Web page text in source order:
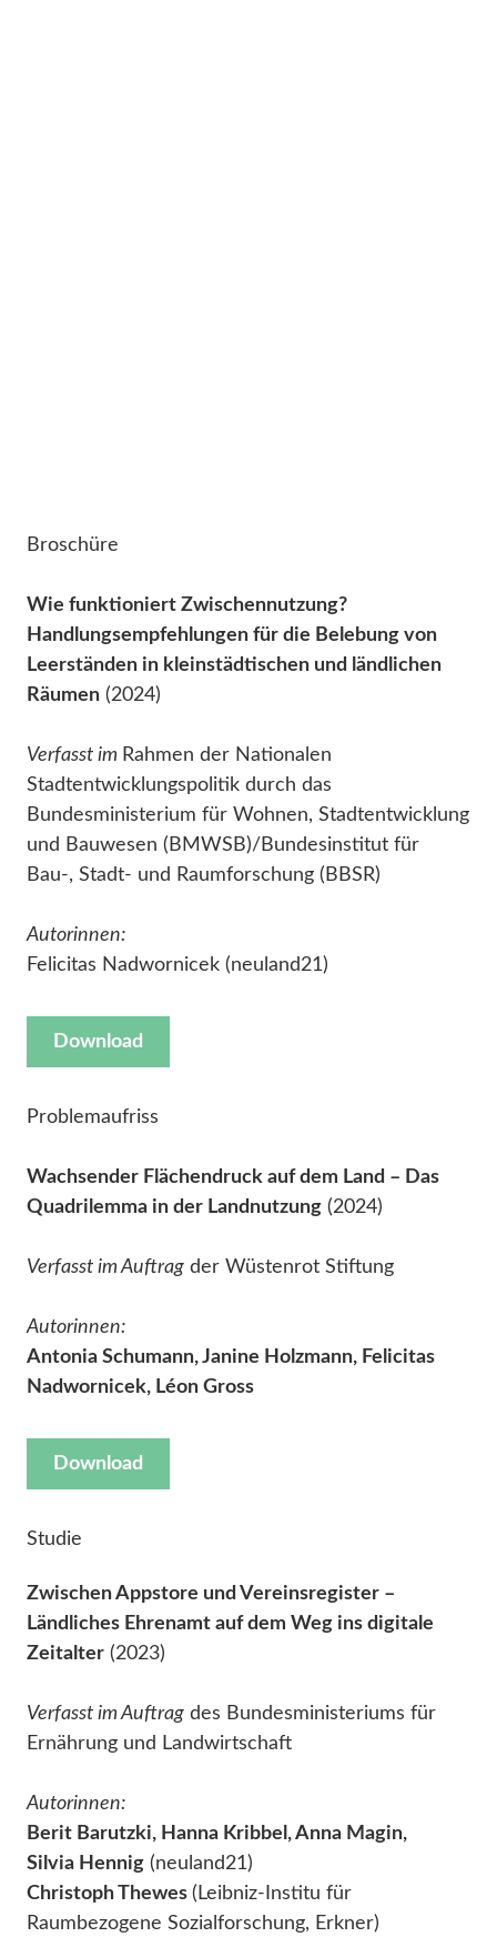
Broschüre
Wie funktioniert Zwischennutzung?
Handlungsempfehlungen für die Belebung von
Leerständen in kleinstädtischen und ländlichen
Räumen (2024)
Verfasst im Rahmen der Nationalen
Stadtentwicklungspolitik durch das
Bundesministerium für Wohnen, Stadtentwicklung
und Bauwesen (BMWSB)/Bundesinstitut für
Bau-, Stadt- und Raumforschung (BBSR)
Autorinnen:
Felicitas Nadwornicek (neuland21)
Download
Problemaufriss
Wachsender Flächendruck auf dem Land – Das
Quadrilemma in der Landnutzung (2024)
Verfasst im Auftrag der Wüstenrot Stiftung
Autorinnen:
Antonia Schumann, Janine Holzmann, Felicitas
Nadwornicek, Léon Gross
Download
Studie
Zwischen Appstore und Vereinsregister –
Ländliches Ehrenamt auf dem Weg ins digitale
Zeitalter (2023)
Verfasst im Auftrag des Bundesministeriums für
Ernährung und Landwirtschaft
Autorinnen:
Berit Barutzki, Hanna Kribbel, Anna Magin,
Silvia Hennig (neuland21)
Christoph Thewes (Leibniz-Institu für
Raumbezogene Sozialforschung, Erkner)